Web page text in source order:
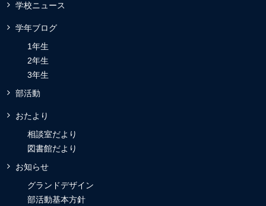
学校ニュース
学年ブログ
1年生
2年生
3年生
部活動
おたより
相談室だより
図書館だより
お知らせ
グランドデザイン
部活動基本方針